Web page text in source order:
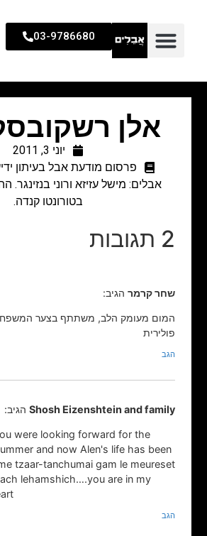
03-9786680
אלן
יוני 3, 2011
פרסום מודעת אבל בעיתון
אבלים: מישל עזיזא ורוני בנזינגר.
בטורונטו קנדה.
2 תגובות
שחר קרמר הגיב:
המום מעומק הלב, משתתף בצער
פולירית
הגב
Shosh Eizenshtein and family הגיב:
were looking forward for the
and now Alen's life has been
tzaar-tanchumai gam le meureset
lehamshich….you are in my
הגב